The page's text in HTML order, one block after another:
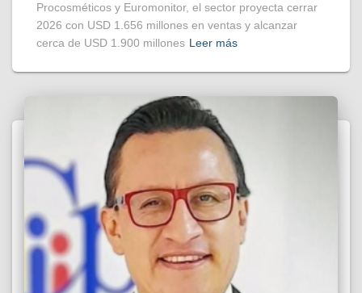
Procosméticos y Euromonitor, el sector proyecta cerrar
2026 con USD 1.656 millones en ventas y alcanzar
cerca de USD 1.900 millones Leer más